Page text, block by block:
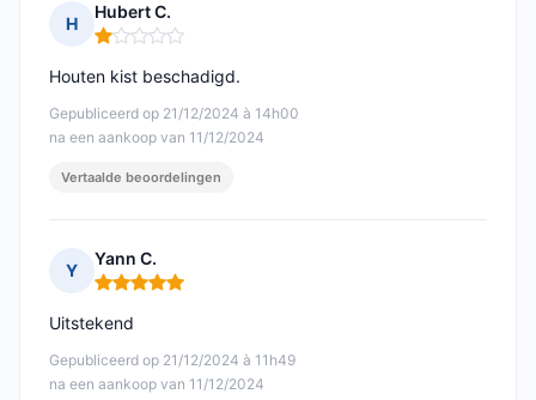
H
Hubert C.
Opmerking: 1 van 5
Gepubliceerd op 21/12/2024 à 14h00
na een aankoop van 11/12/2024
Houten kist beschadigd.
Vertaalde beoordelingen
Y
Yann C.
Opmerking: 5 van 5
Gepubliceerd op 21/12/2024 à 11h49
na een aankoop van 11/12/2024
Uitstekend